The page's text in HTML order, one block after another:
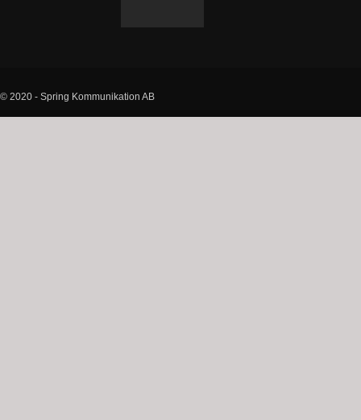
© 2020 - Spring Kommunikation AB